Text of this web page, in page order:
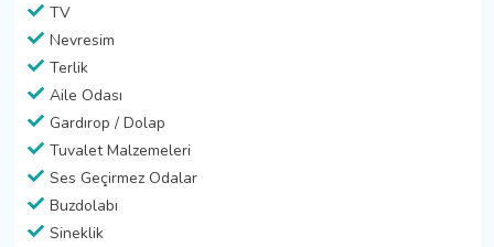
TV
Nevresim
Terlik
Aile Odası
Gardırop / Dolap
Tuvalet Malzemeleri
Ses Geçirmez Odalar
Buzdolabı
Sineklik